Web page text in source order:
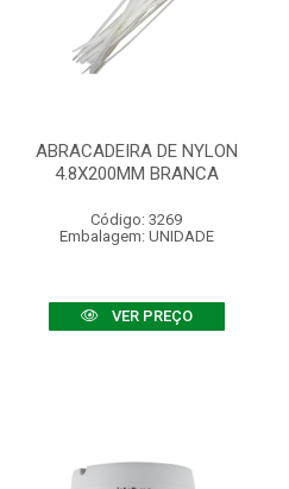
ABRACADEIRA DE NYLON
4.8X200MM BRANCA
Código: 3269
Embalagem: UNIDADE
VER PREÇO